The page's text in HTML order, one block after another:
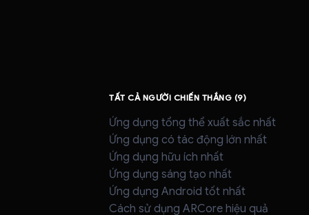
TẤT CẢ NGƯỜI CHIẾN THẮNG (9)
Ứng dụng tổng thể xuất sắc nhất
Ứng dụng có tác động lớn nhất
Ứng dụng hữu ích nhất
Ứng dụng sáng tạo nhất
Ứng dụng Android tốt nhất
Cách sử dụng ARCore hiệu quả